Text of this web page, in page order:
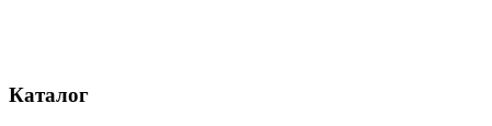
Каталог